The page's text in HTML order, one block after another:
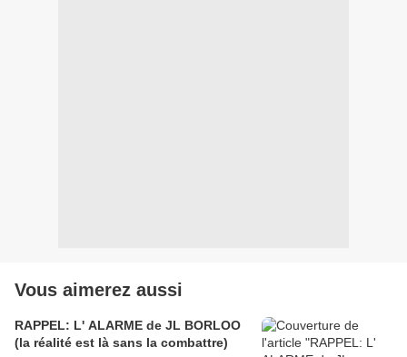
Vous aimerez aussi
RAPPEL: L' ALARME de JL BORLOO
(la réalité est là sans la combattre)